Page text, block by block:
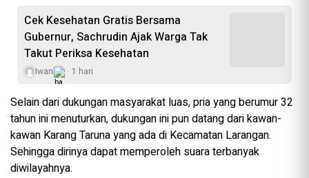
Cek Kesehatan Gratis Bersama
Gubernur, Sachrudin Ajak Warga Tak
Takut Periksa Kesehatan
Iwan 1 hari
Selain dari dukungan masyarakat luas, pria yang berumur 32
tahun ini menuturkan, dukungan ini pun datang dari kawan-
kawan Karang Taruna yang ada di Kecamatan Larangan.
Sehingga dirinya dapat memperoleh suara terbanyak
diwilayahnya.